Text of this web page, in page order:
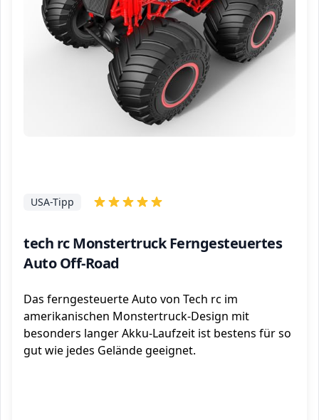
tech rc Monstertruck Ferngesteuertes
Auto Off-Road
USA-Tipp
Das ferngesteuerte Auto von Tech rc im
amerikanischen Monstertruck-Design mit
besonders langer Akku-Laufzeit ist bestens für so
gut wie jedes Gelände geeignet.